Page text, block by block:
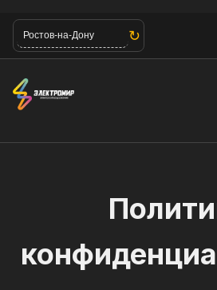
Ростов-на-Дону ↻